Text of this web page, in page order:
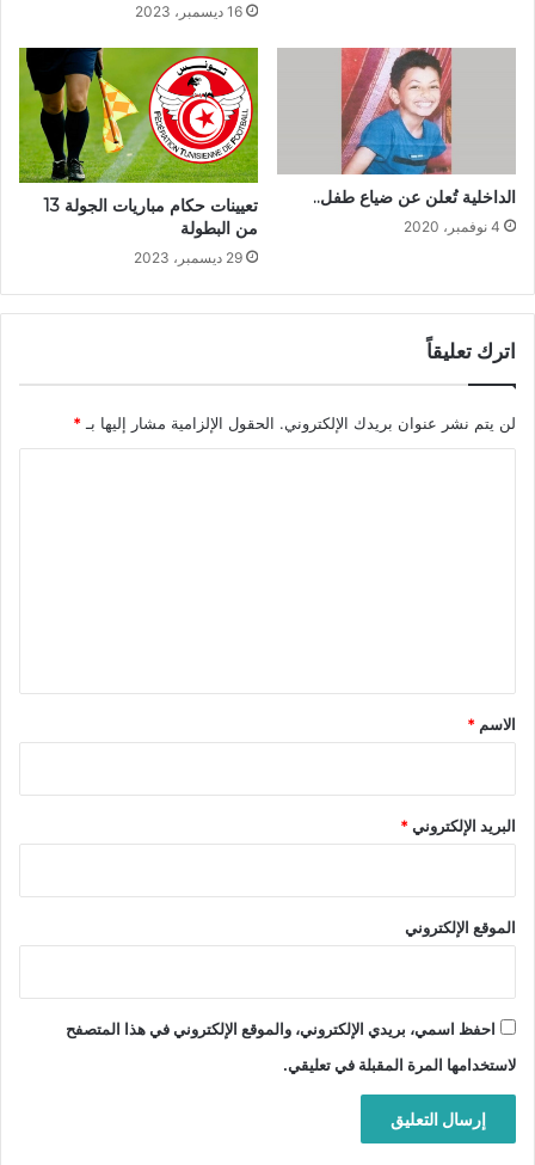
16 ديسمبر، 2023
الداخلية تُعلن عن ضياع طفل..
4 نوفمبر، 2020
تعيينات حكام مباريات الجولة 13
من البطولة
29 ديسمبر، 2023
اترك تعليقاً
لن يتم نشر عنوان بريدك الإلكتروني. الحقول الإلزامية مشار إليها بـ *
*
الاسم *
البريد الإلكتروني*
الموقع الإلكتروني
احفظ اسمي، بريدي الإلكتروني، والموقع الإلكتروني في هذا المتصفح
لاستخدامها المرة المقبلة في تعليقي.